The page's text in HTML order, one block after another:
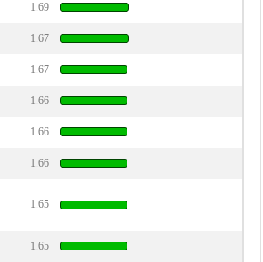
1.69
1.67
1.67
1.66
1.66
1.66
1.65
1.65